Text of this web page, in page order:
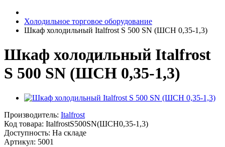
Холодильное торговое оборудование
Шкаф холодильный Italfrost S 500 SN (ШСН 0,35-1,3)
Шкаф холодильный Italfrost
S 500 SN (ШСН 0,35-1,3)
Производитель: Italfrost
Код товара: ItalfrostS500SN(ШСН0,35-1,3)
Доступность: На складе
Артикул: 5001